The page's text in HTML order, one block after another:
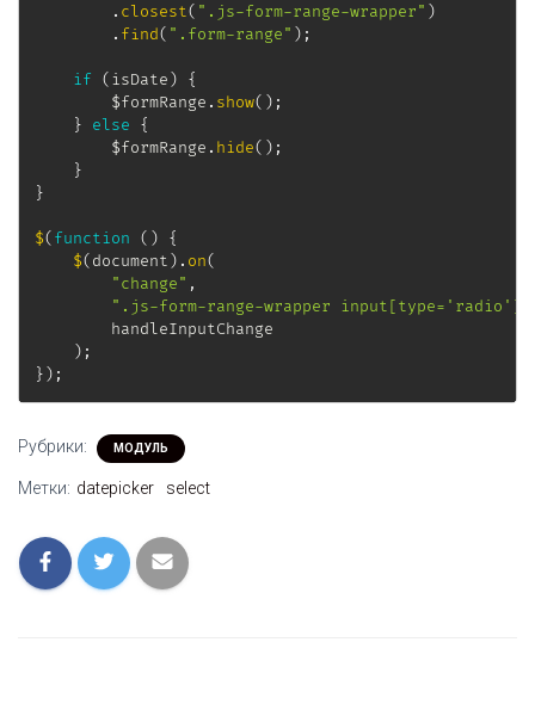
. closest( ".js-form-range-wrapper" )
. find( ".form-range" ) ;
if (isDate)
{
        $formRange
. show( ) ;
}
else
{
        $formRange
. hide( ) ;
}
}
$(function ( )
{
$(document) . on(
"change" ,
".js-form-range-wrapper input[type='radio']"
        handleInputChange
) ;
}) ;
Рубрики: МОДУЛЬ
Метки: datepicker select